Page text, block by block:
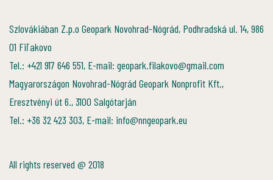
Szlovákiában Z.p.o Geopark Novohrad-Nógrád, Podhradská ul. 14, 986
01 Fiľakovo
Tel.: +421 917 646 551, E-mail: geopark.filakovo@gmail.com
Magyarországon Novohrad-Nógrád Geopark Nonprofit Kft.,
Eresztvényi út 6., 3100 Salgótarján
Tel.: +36 32 423 303, E-mail: info@nngeopark.eu
All rights reserved @ 2018